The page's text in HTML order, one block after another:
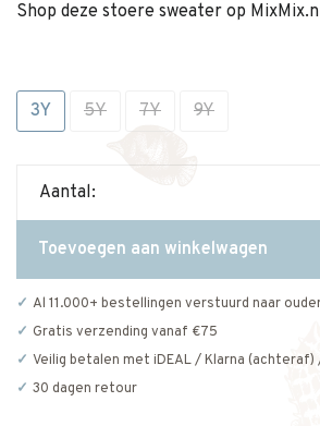
Shop deze stoere sweater op
3Y 5Y 7Y 9Y
Aantal:
Toevoegen aan winkelwagen
Al 11.000+ bestellingen verstuurd naar
Gratis verzending vanaf €75
Veilig betalen met iDEAL / Klarna (achteraf)
30 dagen retour